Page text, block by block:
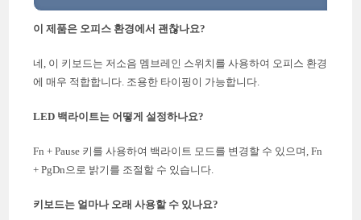
이 제품은 오피스 환경에서 괜찮나요?
네, 이 키보드는 저소음 멤브레인 스위치를 사용하여 오피스 환경
에 매우 적합합니다. 조용한 타이핑이 가능합니다.
LED 백라이트는 어떻게 설정하나요?
Fn + Pause 키를 사용하여 백라이트 모드를 변경할 수 있으며, Fn
+ PgDn으로 밝기를 조절할 수 있습니다.
키보드는 얼마나 오래 사용할 수 있나요?